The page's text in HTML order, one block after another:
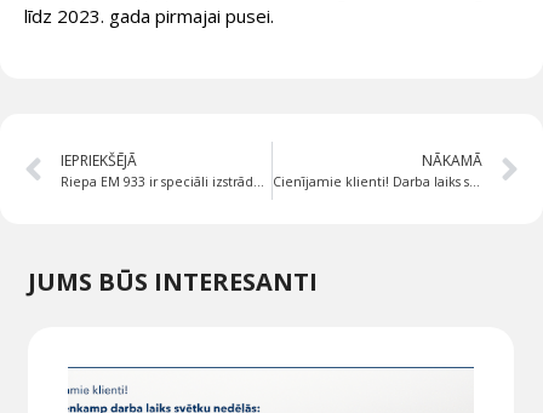
līdz 2023. gada pirmajai pusei.
IEPRIEKŠĒJĀ
Riepa EM 933 ir speciāli izstrādāta ekskavatoriem rakšanas un iekraušanas darbu veikšanai
NĀKAMĀ
Cienījamie klienti! Darba laiks svētku nedēļās:
JUMS BŪS INTERESANTI